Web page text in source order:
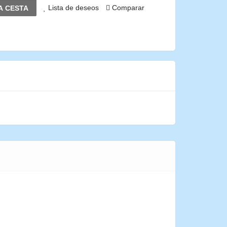
CESTA Lista de deseos Comparar